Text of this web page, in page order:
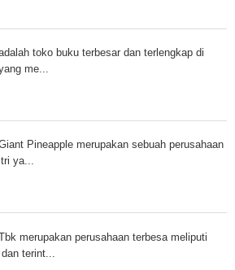
toko buku terbesar dan terlengkap di
me...
Pineapple merupakan sebuah perusahaan
ya...
merupakan perusahaan terbesa meliputi
terint...